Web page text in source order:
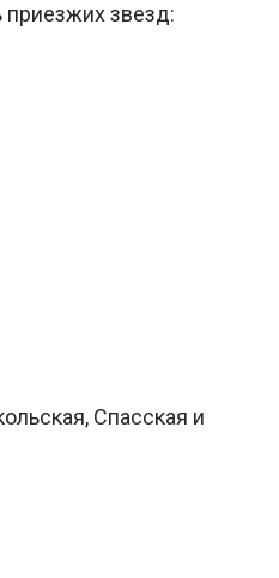
приезжих звезд:
Спасская и